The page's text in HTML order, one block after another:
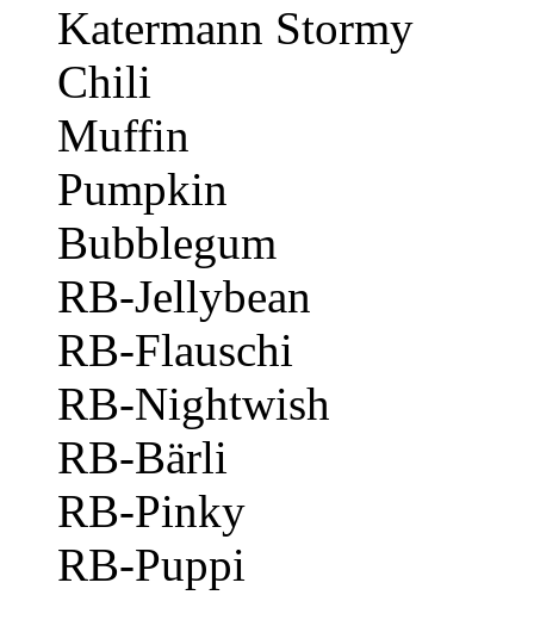
Katermann Stormy
Chili
Muffin
Pumpkin
Bubblegum
RB-Jellybean
RB-Flauschi
RB-Nightwish
RB-Bärli
RB-Pinky
RB-Puppi